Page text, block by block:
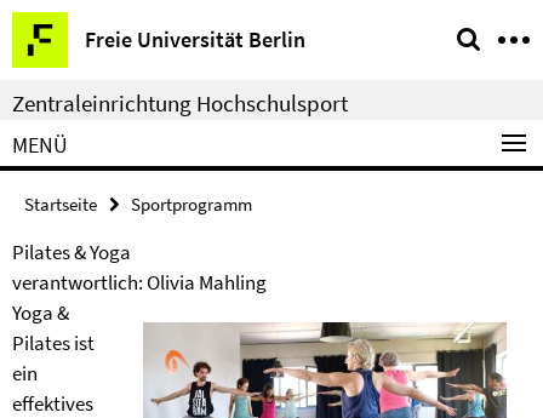
Springe
direkt
zu
Inhalt
Freie Universität Berlin
Service-
Navigation
Zentraleinrichtung Hochschulsport
MENÜ
Startseite Sportprogramm
Pilates & Yoga
verantwortlich: Olivia Mahling
Yoga &
Pilates ist
ein
effektives